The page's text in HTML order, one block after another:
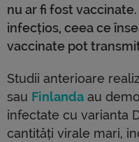
nu ar fi fost
infecțios, ceea ce
vaccinate pot
Studii anterioare
sau Finlanda au
infectate cu varianta
cantități virale mari,